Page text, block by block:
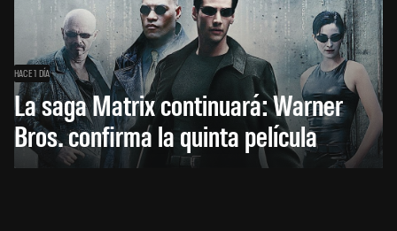
HACE 1 DÍA
La saga Matrix continuará: Warner
Bros. confirma la quinta película